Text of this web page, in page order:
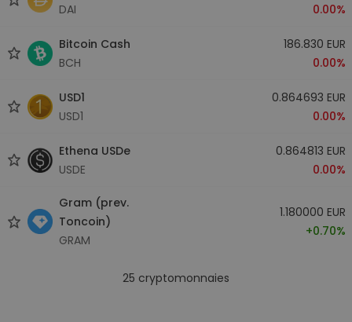
DAI
0.00%
Bitcoin Cash
BCH
186.830 EUR
0.00%
USD1
USD1
0.864693 EUR
0.00%
Ethena USDe
USDE
0.864813 EUR
0.00%
Gram (prev.
Toncoin)
GRAM
1.180000 EUR
+0.70%
25 cryptomonnaies